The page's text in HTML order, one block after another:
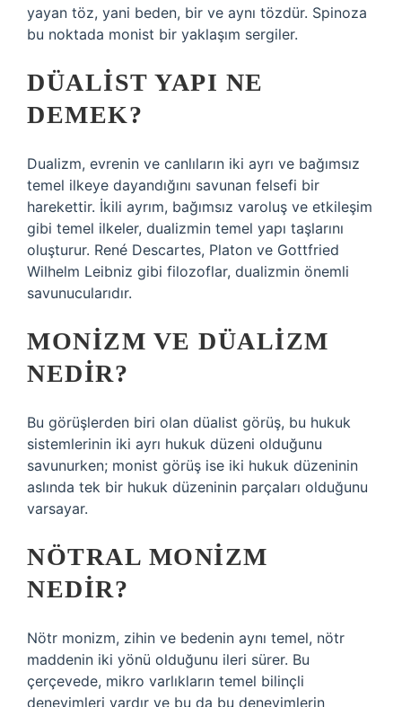
yayan töz, yani beden, bir ve aynı tözdür. Spinoza
bu noktada monist bir yaklaşım sergiler.
DÜALIST YAPI NE
DEMEK?
Dualizm, evrenin ve canlıların iki ayrı ve bağımsız
temel ilkeye dayandığını savunan felsefi bir
harekettir. İkili ayrım, bağımsız varoluş ve etkileşim
gibi temel ilkeler, dualizmin temel yapı taşlarını
oluşturur. René Descartes, Platon ve Gottfried
Wilhelm Leibniz gibi filozoflar, dualizmin önemli
savunucularıdır.
MONIZM VE DÜALIZM
NEDIR?
Bu görüşlerden biri olan düalist görüş, bu hukuk
sistemlerinin iki ayrı hukuk düzeni olduğunu
savunurken; monist görüş ise iki hukuk düzeninin
aslında tek bir hukuk düzeninin parçaları olduğunu
varsayar.
NÖTRAL MONIZM
NEDIR?
Nötr monizm, zihin ve bedenin aynı temel, nötr
maddenin iki yönü olduğunu ileri sürer. Bu
çerçevede, mikro varlıkların temel bilinçli
deneyimleri vardır ve bu da bu deneyimlerin